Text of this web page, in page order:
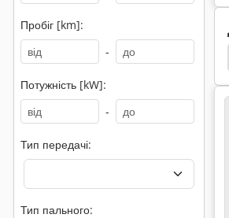
Пробіг [km]:
-
Потужність [kW]:
-
Тип передачі:
Тип пального:
Caterpillar 216 Caterpillar 215